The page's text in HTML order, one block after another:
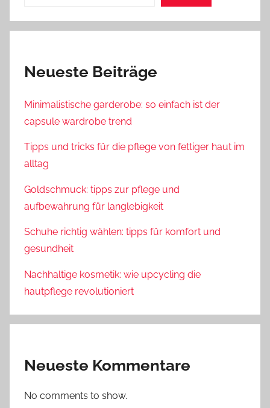
Neueste Beiträge
Minimalistische garderobe: so einfach ist der
capsule wardrobe trend
Tipps und tricks für die pflege von fettiger haut im
alltag
Goldschmuck: tipps zur pflege und
aufbewahrung für langlebigkeit
Schuhe richtig wählen: tipps für komfort und
gesundheit
Nachhaltige kosmetik: wie upcycling die
hautpflege revolutioniert
Neueste Kommentare
No comments to show.